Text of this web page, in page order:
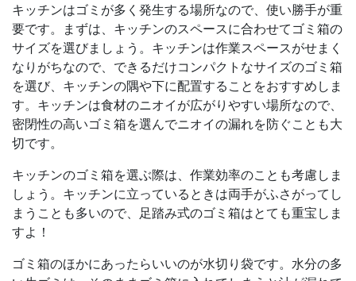
キッチンはゴミが多く発生する場所なので、使い勝手が重
要です。まずは、キッチンのスペースに合わせてゴミ箱の
サイズを選びましょう。キッチンは作業スペースがせまく
なりがちなので、できるだけコンパクトなサイズのゴミ箱
を選び、キッチンの隅や下に配置することをおすすめしま
す。キッチンは食材のニオイが広がりやすい場所なので、
密閉性の高いゴミ箱を選んでニオイの漏れを防ぐことも大
切です。
キッチンのゴミ箱を選ぶ際は、作業効率のことも考慮しま
しょう。キッチンに立っているときは両手がふさがってし
まうことも多いので、足踏み式のゴミ箱はとても重宝しま
すよ！
ゴミ箱のほかにあったらいいのが水切り袋です。水分の多